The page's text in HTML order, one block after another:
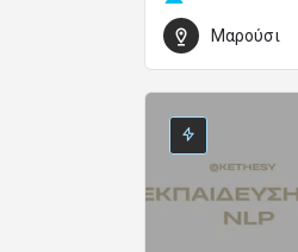
30 Οκτωβρίου
Μαρούσι